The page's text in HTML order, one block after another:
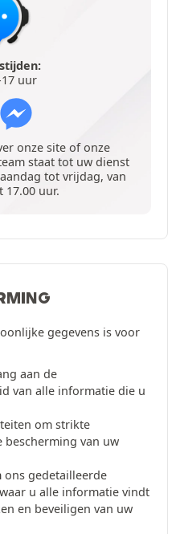
uur
onze site of onze
staat tot uw dienst
tot vrijdag, van
17.00 uur.
gegevens is voor
aan de
van alle informatie die u
om strikte
bescherming van uw
gedetailleerde
u alle informatie vindt
en beveiligen van uw